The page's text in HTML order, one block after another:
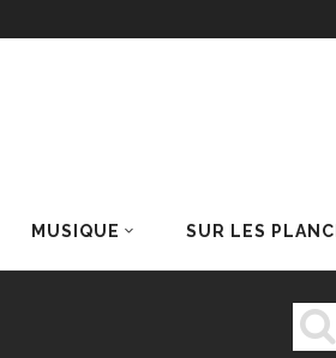
MUSIQUE SUR LES